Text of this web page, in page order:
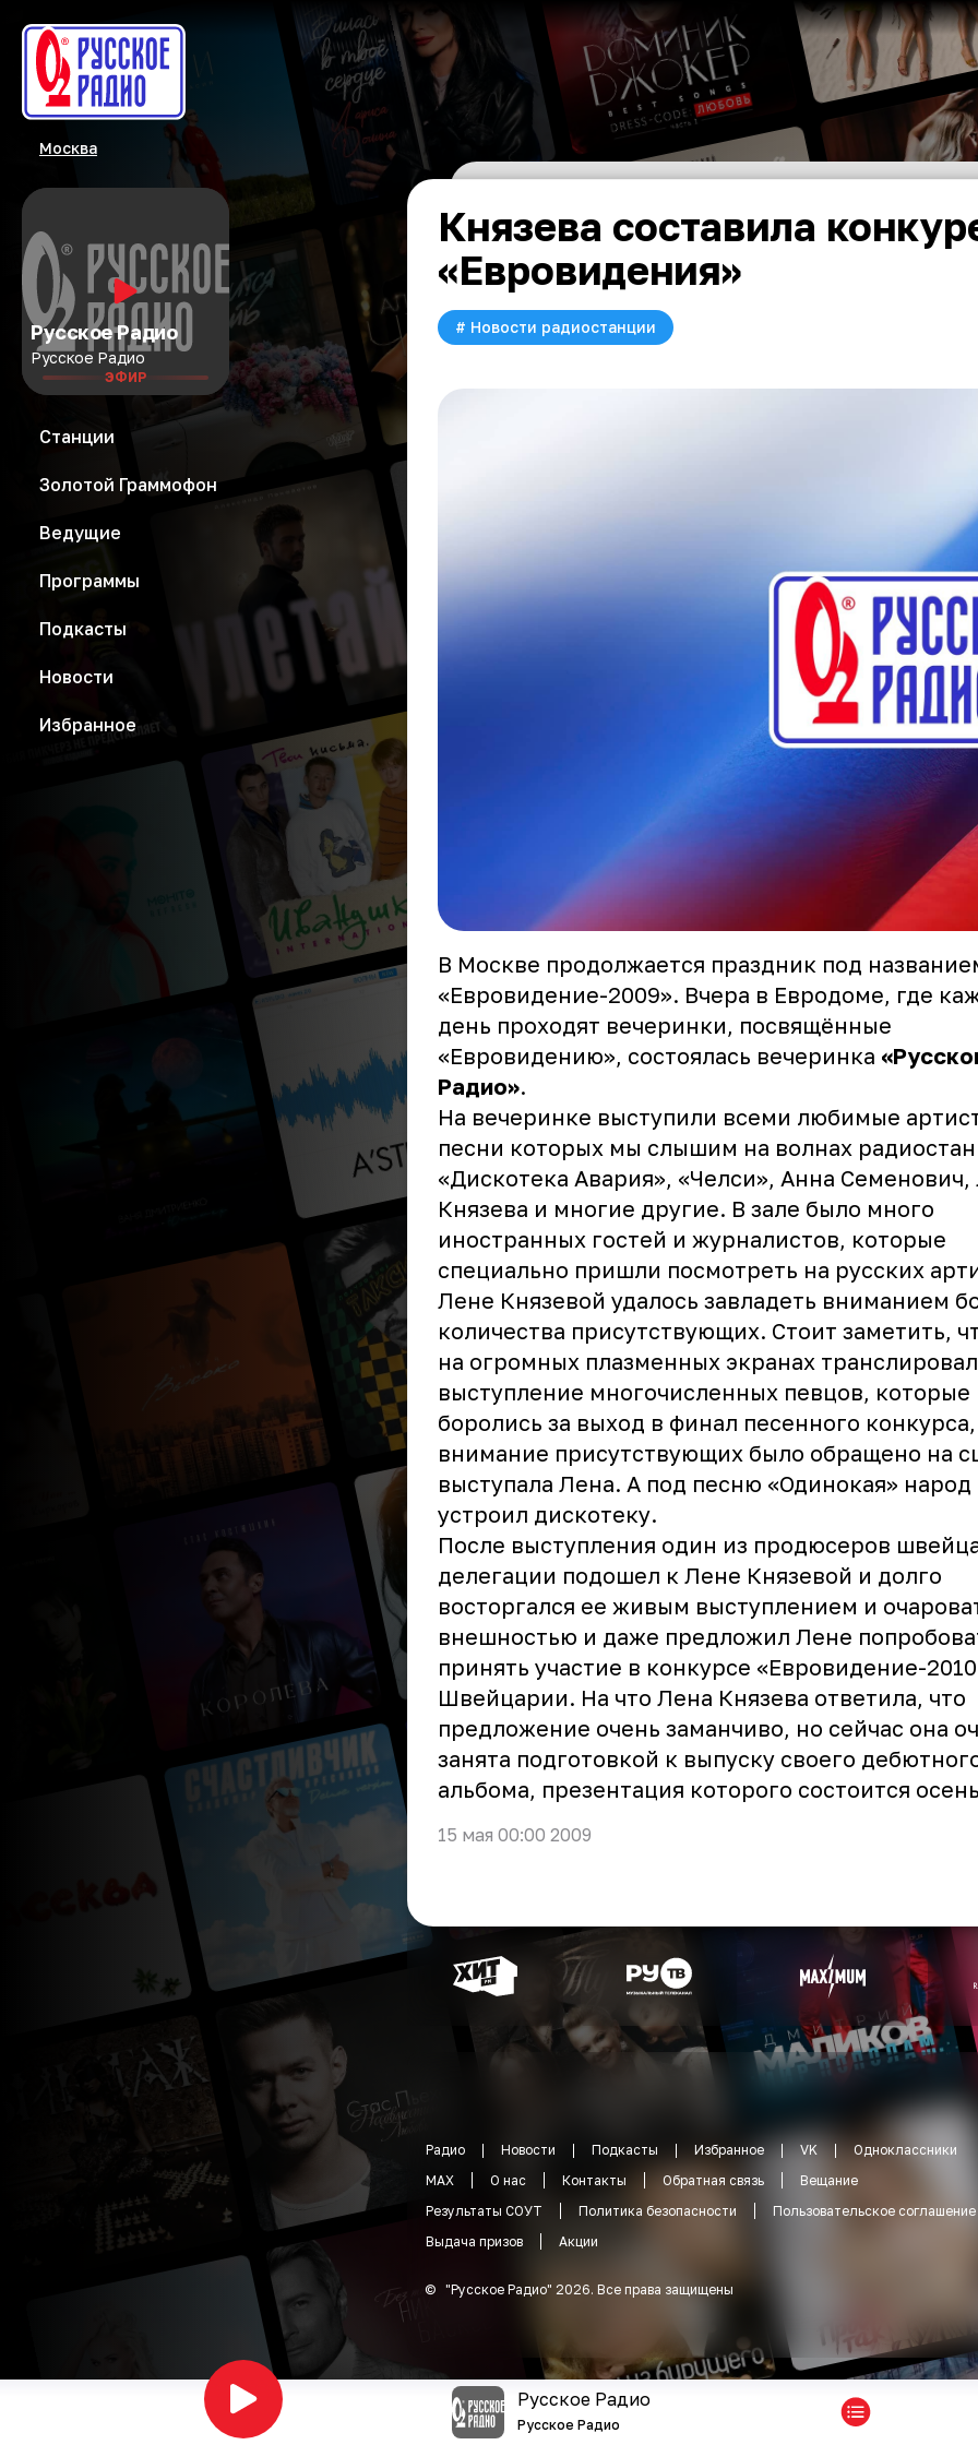
Москва
Русское Радио
Русское Радио
ЭФИР
Станции
Золотой Граммофон
Ведущие
Программы
Подкасты
Новости
Избранное
Князева составила
«Евровидения»
# Новости радиостанции
В Москве продолжается праздник под
«Евровидение-2009». Вчера в Евродоме, где
день проходят вечеринки, посвящённые
«Евровидению», состоялась вечеринка
Радио».
На вечеринке выступили всеми любимые
песни которых мы слышим на волнах
«Дискотека Авария», «Челси», Анна Семенович,
Князева и многие другие. В зале было много
иностранных гостей и журналистов, которые
специально пришли посмотреть на русских
Лене Князевой удалось завладеть вниманием
количества присутствующих. Стоит заметить,
на огромных плазменных экранах
выступление многочисленных певцов, которые
боролись за выход в финал песенного
внимание присутствующих было обращено на
выступала Лена. А под песню «Одинокая» народ
устроил дискотеку.
После выступления один из продюсеров
делегации подошел к Лене Князевой и долго
восторгался ее живым выступлением и
внешностью и даже предложил Лене
принять участие в конкурсе «Евровидение-
Швейцарии. На что Лена Князева ответила, что
предложение очень заманчиво, но сейчас она
занята подготовкой к выпуску своего
альбома, презентация которого состоится
15 мая 00:00 2009
Радио Новости Подкасты Избранное VK
Одноклассники
MAX
О нас Контакты Обратная связь
Вещание
Результаты СОУТ
Политика безопасности
Пользовательское соглашение
Выдача призов
Акции
© "Русское Радио" 2026. Все права защищены
Русское Радио
Русское Радио